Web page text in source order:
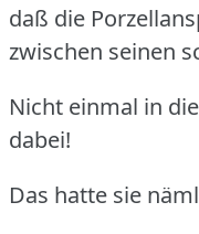
daß die
zwischen seinen
Nicht einmal in
dabei!
Das hatte sie